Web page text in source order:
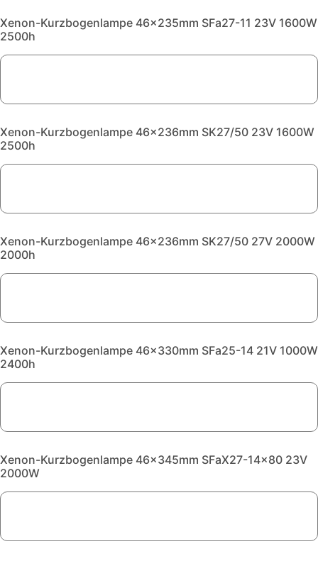
Xenon-Kurzbogenlampe 46x235mm SFa27-11 23V 1600W
2500h
Xenon-Kurzbogenlampe 46x236mm SK27/50 23V 1600W
2500h
Xenon-Kurzbogenlampe 46x236mm SK27/50 27V 2000W
2000h
Xenon-Kurzbogenlampe 46x330mm SFa25-14 21V 1000W
2400h
Xenon-Kurzbogenlampe 46x345mm SFaX27-14x80 23V
2000W